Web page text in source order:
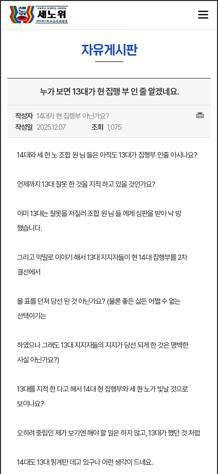
자유게시판
누가 보면 13대가 현 집행 부 인 줄 알겠네요.
작성자 14대가 현 집행부 아닌가요?
작성일 2025.12.07 조회 1,075
14대와 세 헌 노 조합 원 님 들은 아직도 13대가 집행부 인줄 아시나요?
언제까지 13대 잘못 한 것을 지적 하고 있을 것인가요?
이미 13대는 잘못을 저질러 조합 원 님 들 에게 심판을 받아 낙 방
했습니다.
그리고 막말로 이야기 해서 13대 지지자들이 현 14대 집행부를 2차
결선에서
몰 표를 던져 당선 된 것 아닌가요? (물론 좋든 싫든 어쩔 수 없는
선택이기는
하였으나 그래도 13대 지지자들의 지지가 당선 되게 한 것은 명백한
사실 아닌가요?)
13대를 지적 한 다고 해서 14대 현 집행부와 세 현 노가 빛날 것으로
보이나요?
오히려 중립인 제가 보기엔 해야 할 일은 하지 않고, 13대가 했던 것 처럼
14대도 13대 핑계만 데고 있구나 이런 생각이 드네요.